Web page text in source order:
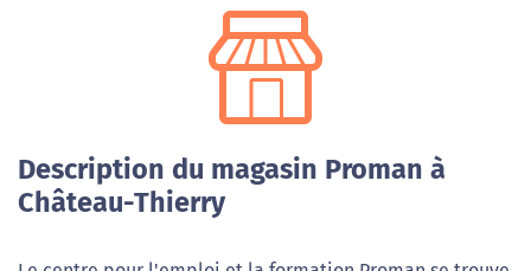
Description du magasin Proman à
Château-Thierry